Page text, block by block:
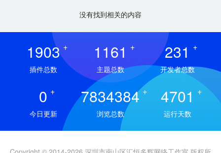
没有找到相关的内容
1903 +
插件总数
1161 +
主题总数
231 +
开发者总数
0 +
今日更新
7834384 +
浏览总数
4701 +
运行天数